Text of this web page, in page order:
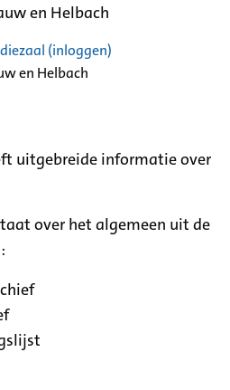
en Helbach
(inloggen)
en Helbach
uitgebreide informatie over
over het algemeen uit de